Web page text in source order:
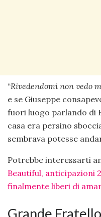
“Rivedendomi non vedo
e se Giuseppe
fuori luogo parlando di
casa era persino
sembrava potesse
Potrebbe interessarti
Beautiful, anticipazioni
finalmente liberi di
Grande